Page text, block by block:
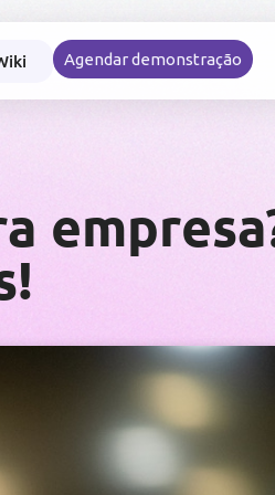
Agendar demonstração